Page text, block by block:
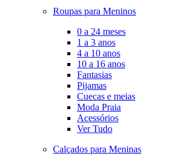
Roupas para Meninos
0 a 24 meses
1 a 3 anos
4 a 10 anos
10 a 16 anos
Fantasias
Pijamas
Cuecas e meias
Moda Praia
Acessórios
Ver Tudo
Calçados para Meninas